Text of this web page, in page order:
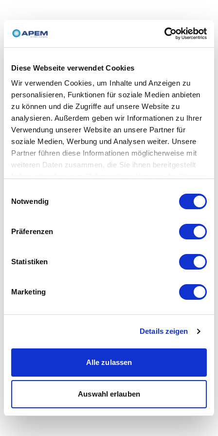
Diese Webseite verwendet Cookies
Wir verwenden Cookies, um Inhalte und Anzeigen zu
personalisieren, Funktionen für soziale Medien anbieten
zu können und die Zugriffe auf unsere Website zu
analysieren. Außerdem geben wir Informationen zu Ihrer
Verwendung unserer Website an unsere Partner für
soziale Medien, Werbung und Analysen weiter. Unsere
Partner führen diese Informationen möglicherweise mit
weiteren Daten zusammen, die Sie ihnen bereitgestellt
Notwendig
Präferenzen
Statistiken
Marketing
Details zeigen
Alle zulassen
Auswahl erlauben